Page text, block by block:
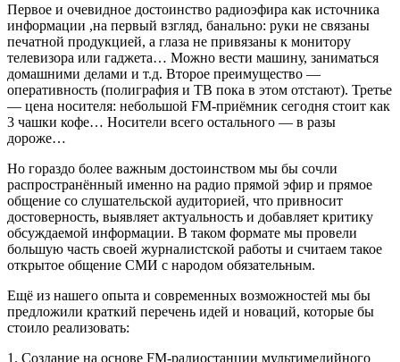
Первое и очевидное достоинство радиоэфира как источника
информации ,на первый взгляд, банально: руки не связаны
печатной продукцией, а глаза не привязаны к монитору
телевизора или гаджета… Можно вести машину, заниматься
домашними делами и т.д. Второе преимущество —
оперативность (полиграфия и ТВ пока в этом отстают). Третье
— цена носителя: небольшой FM-приёмник сегодня стоит как
3 чашки кофе… Носители всего остального — в разы
дороже…
Но гораздо более важным достоинством мы бы сочли
распространённый именно на радио прямой эфир и прямое
общение со слушательской аудиторией, что привносит
достоверность, выявляет актуальность и добавляет критику
обсуждаемой информации. В таком формате мы провели
большую часть своей журналистской работы и считаем такое
открытое общение СМИ с народом обязательным.
Ещё из нашего опыта и современных возможностей мы бы
предложили краткий перечень идей и новаций, которые бы
стоило реализовать:
1. Создание на основе FM-радиостанции мультимедийного